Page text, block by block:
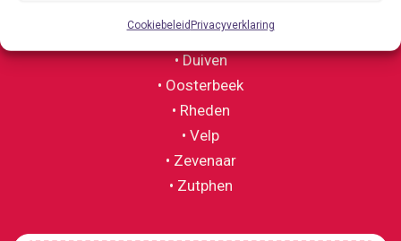
CookiebeleidPrivacyverklaring
Hall
• Doetinchem
• Duiven
• Oosterbeek
• Rheden
• Velp
• Zevenaar
• Zutphen